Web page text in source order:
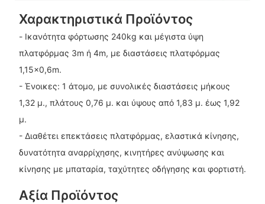
Χαρακτηριστικά Προϊόντος
- Ικανότητα φόρτωσης 240kg και μέγιστα ύψη
πλατφόρμας 3m ή 4m, με διαστάσεις πλατφόρμας
1,15×0,6m.
- Ένοικες: 1 άτομο, με συνολικές διαστάσεις μήκους
1,32 μ., πλάτους 0,76 μ. και ύψους από 1,83 μ. έως 1,92
μ.
- Διαθέτει επεκτάσεις πλατφόρμας, ελαστικά κίνησης,
δυνατότητα αναρρίχησης, κινητήρες ανύψωσης και
κίνησης με μπαταρία, ταχύτητες οδήγησης και φορτιστή.
Αξία Προϊόντος